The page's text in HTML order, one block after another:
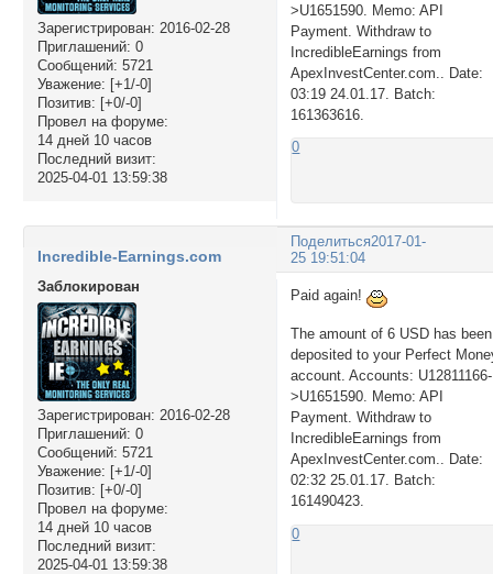
Зарегистрирован: 2016-02-28
Приглашений: 0
Сообщений: 5721
Уважение: [+1/-0]
Позитив: [+0/-0]
Провел на форуме:
14 дней 10 часов
Последний визит:
2025-04-01 13:59:38
>U1651590. Memo: API
Payment. Withdraw to
IncredibleEarnings from
ApexInvestCenter.com.. Date:
03:19 24.01.17. Batch:
161363616.
0
Поделиться2017-01-
25 19:51:04
Incredible-Earnings.com
Заблокирован
Зарегистрирован: 2016-02-28
Приглашений: 0
Сообщений: 5721
Уважение: [+1/-0]
Позитив: [+0/-0]
Провел на форуме:
14 дней 10 часов
Последний визит:
2025-04-01 13:59:38
Paid again!
The amount of 6 USD has been
deposited to your Perfect
account. Accounts: U12811166-
>U1651590. Memo: API
Payment. Withdraw to
IncredibleEarnings from
ApexInvestCenter.com.. Date:
02:32 25.01.17. Batch:
161490423.
0